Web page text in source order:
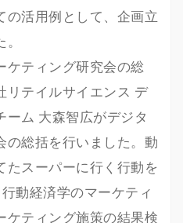
の活用例として、企画立
ケティング研究会の総
リテイルサイエンス デ
ーム 大森智広がデジタ
の総括を行いました。動
たスーパーに行く行動を
動経済学のマーケティ
ケティング施策の結果検